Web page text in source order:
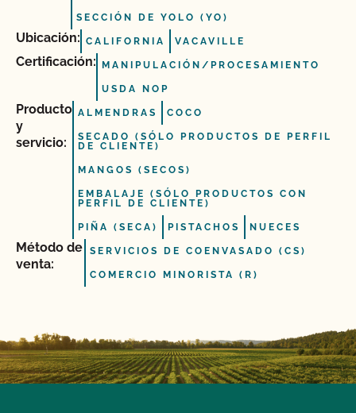
SECCIÓN DE YOLO (YO)
Ubicación: CALIFORNIA VACAVILLE
Certificación: MANIPULACIÓN/PROCESAMIENTO
USDA NOP
Producto
y
servicio:
ALMENDRAS COCO
SECADO (SÓLO PRODUCTOS DE PERFIL
DE CLIENTE)
MANGOS (SECOS)
EMBALAJE (SÓLO PRODUCTOS CON
PERFIL DE CLIENTE)
PIÑA (SECA) PISTACHOS NUECES
Método de
venta:
SERVICIOS DE COENVASADO (CS)
COMERCIO MINORISTA (R)